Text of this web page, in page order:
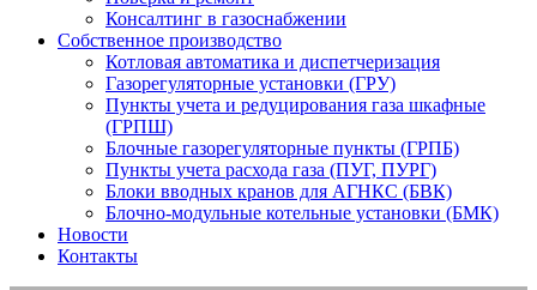
Консалтинг в газоснабжении
Собственное производство
Котловая автоматика и диспетчеризация
Газорегуляторные установки (ГРУ)
Пункты учета и редуцирования газа шкафные
(ГРПШ)
Блочные газорегуляторные пункты (ГРПБ)
Пункты учета расхода газа (ПУГ, ПУРГ)
Блоки вводных кранов для АГНКС (БВК)
Блочно-модульные котельные установки (БМК)
Новости
Контакты